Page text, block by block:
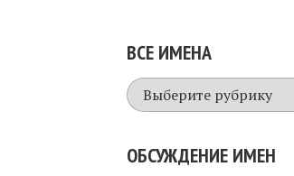
ВСЕ ИМЕНА
Все
имена
ОБСУЖДЕНИЕ ИМЕН